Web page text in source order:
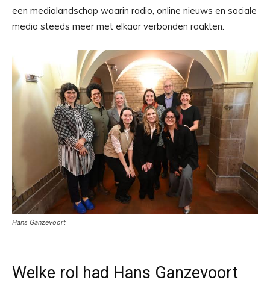
een medialandschap waarin radio, online nieuws en sociale
media steeds meer met elkaar verbonden raakten.
Hans Ganzevoort
Welke rol had Hans Ganzevoort